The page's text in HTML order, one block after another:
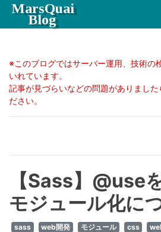
MarsQuai
Blog
※このブログではサーバー運用、技術の
いれています。
記事が見づらいなどの問題がありまし
ださい。
【Sass】@use
モジュール化に
sass web開発 モジュール css